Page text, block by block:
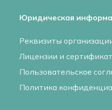
Юридическая
Реквизиты
Лицензии и
Пользовательское
Политика